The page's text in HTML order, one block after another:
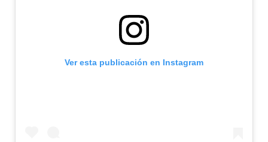
Ver esta publicación en Instagram